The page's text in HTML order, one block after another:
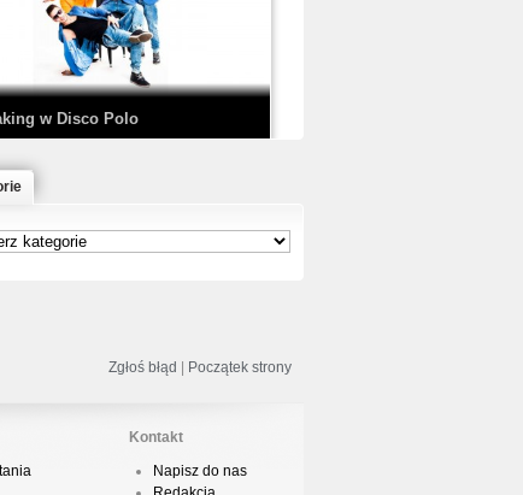
NOIR
Chubeats, Scratch:…
- Cienie
w Disco Polo
Zgłoś błąd | Początek strony
Kontakt
Napisz do nas